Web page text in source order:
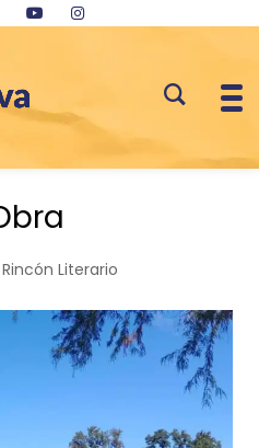
Rincón Literario